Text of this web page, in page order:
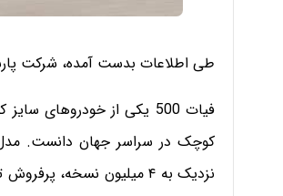
طی اطلاعات بدست آمده، شرکت پارسیان
فیات 500 یکی از